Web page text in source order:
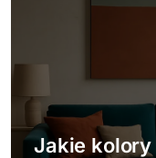
a
w
Jakie kolory